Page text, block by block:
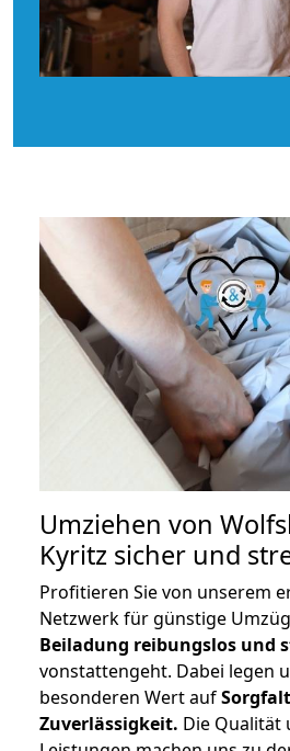
Umziehen von
Kyritz sicher und
Profitieren Sie von unserem
Netzwerk für günstige
Beiladung reibungslos und
vonstattengeht. Dabei legen
besonderen Wert auf
Zuverlässigkeit. Die Qualität